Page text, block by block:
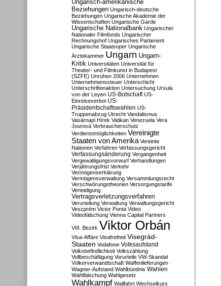
Ungarisch-amerikanische
Beziehungen Ungarisch-deutsche
Beziehungen Ungarische Akademie der
Wissenschaften Ungarische Garde
Ungarische Nationalbank Ungarischer
Nationaler Filmfonds Ungarischer
Rechnungshof Ungarisches Parlament
Ungarische Staatsoper Ungarische
Ärztekammer Ungarn Ungarn-
Kritik Universitäten Universität für
Theater- und Filmkunst in Budapest
(SZFE) Unruhen 2006 Unternehmen
Unternehmenssteuer Unterschicht
Unterschriftenaktion Untersuchung Ursula
von der Leyen US-Botschaft US-
Einreiseverbot US-
Präsidentschaftswahlen US-
Truppenabzug Utrecht Vandalismus
Vasárnapi Hírek Vatikan Venezuela Vera
Jourová Verbraucherschutz
Verdienstmöglichkeiten Vereinigte
Staaten von Amerika Vereinte
Nationen Verfahren Verfassungsgericht
Verfassungsänderung Vergangenheit
Vergewaltigungsvorwurf Verhandlungen
Verjährungsfrist Verkehr
Vermögenserklärung
Vermögensverwaltung Versammlungsrecht
Verschwörungstheorien Versorgungstarife
Verteidigung
Vertragsverletzungsverfahren
Verurteilung Verwaltung Verwaltungsgericht
Veszprém Victor Ponta Video
Videofälschung Vienna Capital Partners
VIII. Bezirk Viktor Orbán
Visa-Affäre Visafreiheit Visegrád-
Staaten Vodafone Volksaufstand
Volksbefindlichkeit Volkszählung
Vollbeschäftigung Vorurteile VW-Skandal
Völkerverwandtschaft Waffenlieferungen
Wagner-Aufstand Wahlbündnis Wahlen
Wahlfälschung Wahlgesetz
Wahlkampf Wallfahrt Wechselkurs